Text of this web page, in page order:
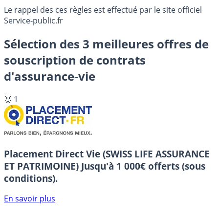
Le rappel des ces règles est effectué par le site officiel
Service-public.fr
Sélection des 3 meilleures offres de
souscription de contrats
d'assurance-vie
🥇 1
Placement Direct Vie (SWISS LIFE ASSURANCE
ET PATRIMOINE) Jusqu'à 1 000€ offerts (sous
conditions).
En savoir plus